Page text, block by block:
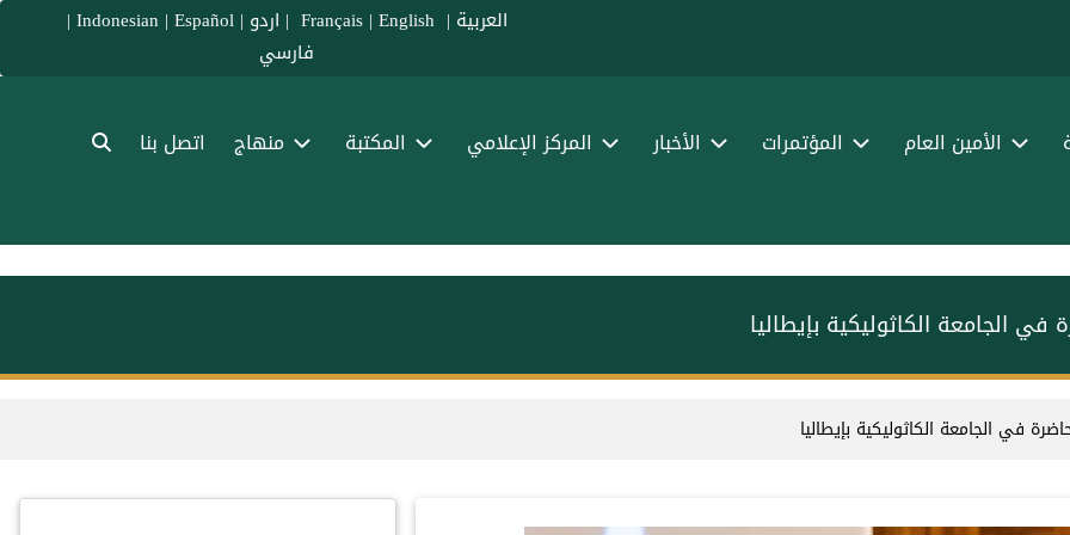
العربية |
Français
| English
| اردو |
Indonesian | Español
|
فارسي
الأمين العام المؤتمرات الأخبار المركز الإعلامي المكتبة منهاج اتصل بنا
الكاثوليكية بإيطاليا
الجامعة الكاثوليكية بإيطاليا